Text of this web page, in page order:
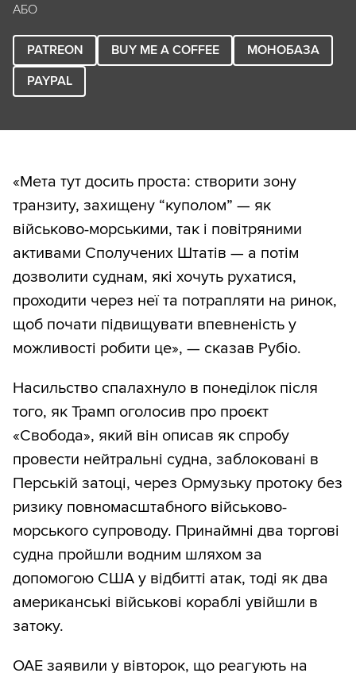
АБО
PATREON BUY ME A COFFEE
МОНОБАЗА
PAYPAL
«Мета тут досить проста: створити зону
транзиту, захищену “куполом” — як
військово-морськими, так і повітряними
активами Сполучених Штатів — а потім
дозволити суднам, які хочуть рухатися,
проходити через неї та потрапляти на ринок,
щоб почати підвищувати впевненість у
можливості робити це», — сказав Рубіо.
Насильство спалахнуло в понеділок після
того, як Трамп оголосив про проєкт
«Свобода», який він описав як спробу
провести нейтральні судна, заблоковані в
Перській затоці, через Ормузьку протоку без
ризику повномасштабного військово-
морського супроводу. Принаймні два торгові
судна пройшли водним шляхом за
допомогою США у відбитті атак, тоді як два
американські військові кораблі увійшли в
затоку.
ОАЕ заявили у вівторок, що реагують на